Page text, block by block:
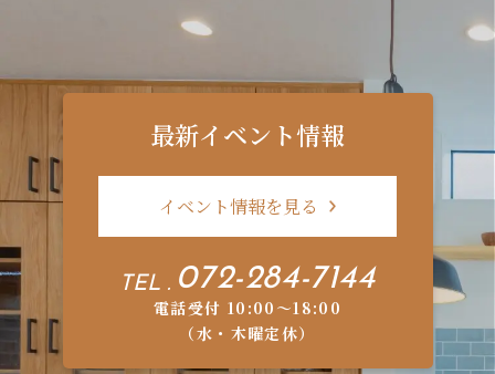
最新イベント情報
イベント情報を見る
TEL . 072-284-7144
電話受付 10:00〜18:00
（水・木曜定休）